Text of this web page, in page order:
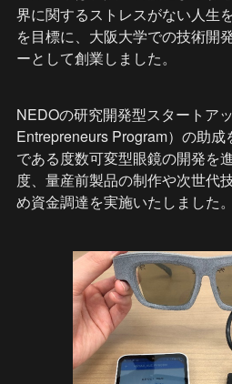
界に関するストレスがない人生
を目標に、大阪大学での技術開
ーとして創業しました。
NEDOの研究開発型スタートア
Entrepreneurs Program）の助
である度数可変型眼鏡の開発を
度、量産前製品の制作や次世代
め資金調達を実施いたしました。